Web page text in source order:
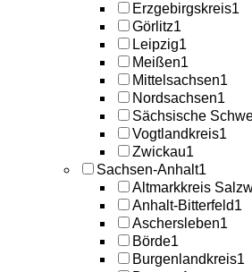
Erzgebirgskreis1
Görlitz1
Leipzig1
Meißen1
Mittelsachsen1
Nordsachsen1
Sächsische
Vogtlandkreis1
Zwickau1
Sachsen-Anhalt1
Altmarkkreis
Anhalt-Bitterfeld1
Aschersleben1
Börde1
Burgenlandkreis1